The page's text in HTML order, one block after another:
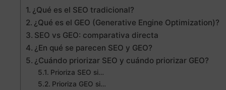
¿Qué es el SEO tradicional?
¿Qué es el GEO (Generative Engine Optimization)?
SEO vs GEO: comparativa directa
¿En qué se parecen SEO y GEO?
¿Cuándo priorizar SEO y cuándo priorizar GEO?
Prioriza SEO si…
Prioriza GEO si…